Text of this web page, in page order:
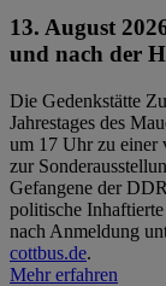
13. August
und nach der
Die Gedenkstätte
Jahrestages des
um 17 Uhr zu einer
zur
Gefangene der
politische
nach Anmeldung
cottbus.de.
Mehr erfahren